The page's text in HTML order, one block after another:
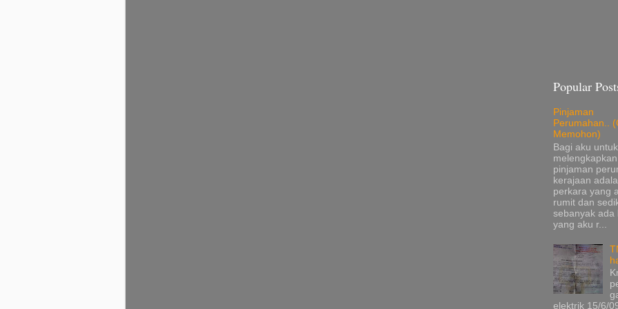
Popular
Pinjaman
Perumahan..
Memohon)
Bagi aku untuk
pinjaman
kerajaan
perkara yang
rumit dan
sebanyak ada
yang aku r...
elektrik 15/6/